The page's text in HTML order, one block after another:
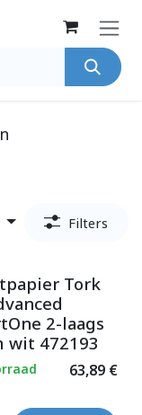
Filters
Tork
2-laags
wit 472193
63,89€